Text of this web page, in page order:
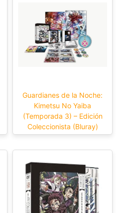
Guardianes de la Noche:
Kimetsu No Yaiba
(Temporada 3) – Edición
Coleccionista (Bluray)